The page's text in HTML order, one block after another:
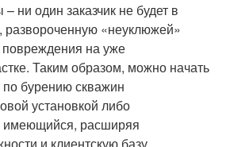
ни один заказчик не будет в
развороченную «неуклюжей»
повреждения на уже
Таким образом, можно начать
бурению скважин
установкой либо
имеющийся, расширяя